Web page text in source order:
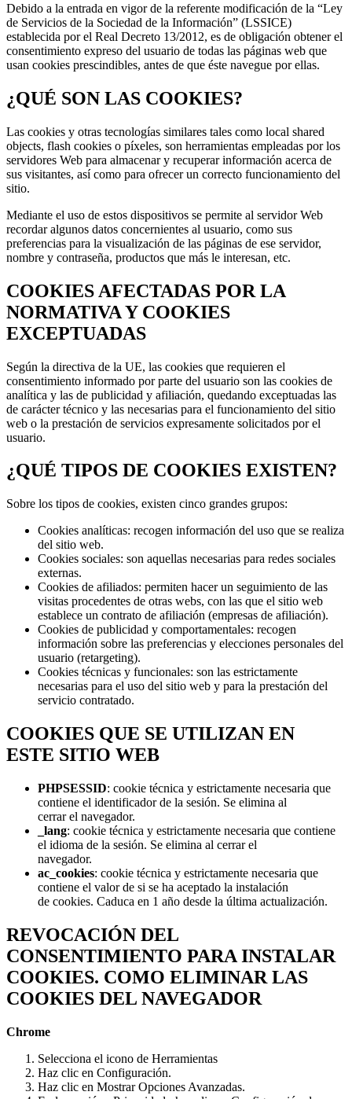
Debido a la entrada en vigor de la referente modificación de la “Ley
de Servicios de la Sociedad de la Información” (LSSICE)
establecida por el Real Decreto 13/2012, es de obligación obtener el
consentimiento expreso del usuario de todas las páginas web que
usan cookies prescindibles, antes de que éste navegue por ellas.
¿QUÉ SON LAS COOKIES?
Las cookies y otras tecnologías similares tales como local shared
objects, flash cookies o píxeles, son herramientas empleadas por los
servidores Web para almacenar y recuperar información acerca de
sus visitantes, así como para ofrecer un correcto funcionamiento del
sitio.
Mediante el uso de estos dispositivos se permite al servidor Web
recordar algunos datos concernientes al usuario, como sus
preferencias para la visualización de las páginas de ese servidor,
nombre y contraseña, productos que más le interesan, etc.
COOKIES AFECTADAS POR LA
NORMATIVA Y COOKIES
EXCEPTUADAS
Según la directiva de la UE, las cookies que requieren el
consentimiento informado por parte del usuario son las cookies de
analítica y las de publicidad y afiliación, quedando exceptuadas las
de carácter técnico y las necesarias para el funcionamiento del sitio
web o la prestación de servicios expresamente solicitados por el
usuario.
¿QUÉ TIPOS DE COOKIES EXISTEN?
Sobre los tipos de cookies, existen cinco grandes grupos:
Cookies analíticas: recogen información del uso que se realiza
del sitio web.
Cookies sociales: son aquellas necesarias para redes sociales
externas.
Cookies de afiliados: permiten hacer un seguimiento de las
visitas procedentes de otras webs, con las que el sitio web
establece un contrato de afiliación (empresas de afiliación).
Cookies de publicidad y comportamentales: recogen
información sobre las preferencias y elecciones personales del
usuario (retargeting).
Cookies técnicas y funcionales: son las estrictamente
necesarias para el uso del sitio web y para la prestación del
servicio contratado.
COOKIES QUE SE UTILIZAN EN
ESTE SITIO WEB
PHPSESSID: cookie técnica y estrictamente necesaria que
contiene el identificador de la sesión. Se elimina al
cerrar el navegador.
_lang: cookie técnica y estrictamente necesaria que contiene
el idioma de la sesión. Se elimina al cerrar el
navegador.
ac_cookies: cookie técnica y estrictamente necesaria que
contiene el valor de si se ha aceptado la instalación
de cookies. Caduca en 1 año desde la última actualización.
REVOCACIÓN DEL
CONSENTIMIENTO PARA INSTALAR
COOKIES. COMO ELIMINAR LAS
COOKIES DEL NAVEGADOR
Chrome
Selecciona el icono de Herramientas
Haz clic en Configuración.
Haz clic en Mostrar Opciones Avanzadas.